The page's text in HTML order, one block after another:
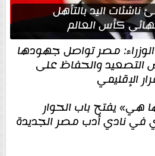
اليد بالتأهل
كأس العالم
مصر تواصل جهودها
والحفاظ على
الإقليمي
هي» يفتح باب الحوار
في نادي أدب مصر الجديدة